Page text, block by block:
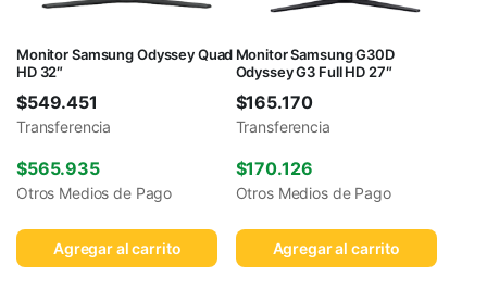
Monitor Samsung Odyssey Quad
HD 32″
$549.451
Transferencia
$565.935
Otros Medios de Pago
Agregar al carrito
Monitor Samsung G30D
Odyssey G3 Full HD 27″
$165.170
Transferencia
$170.126
Otros Medios de Pago
Agregar al carrito